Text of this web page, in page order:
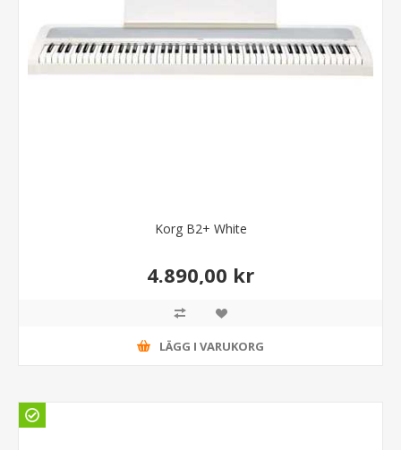
Korg B2+ White
4.890,00 kr
LÄGG I VARUKORG